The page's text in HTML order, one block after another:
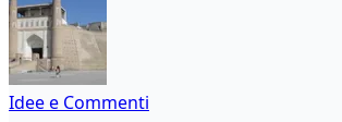
Idee e Commenti